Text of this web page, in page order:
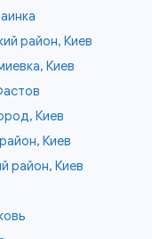
район, Киев
Киев
Киев
Киев
район, Киев